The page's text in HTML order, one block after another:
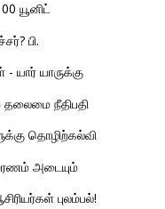
யூனிட்
பி.
யார் யாருக்கு
தலைமை நீதிபதி
தொழிற்கல்வி
அடையும்
புலம்பல்!